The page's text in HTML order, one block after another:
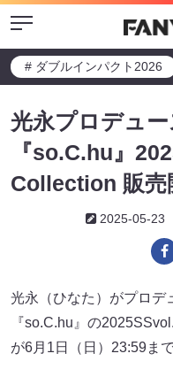
Menu
# ダブルインパクト2026
光永プロデュ
『so.C.hu』
Collection 販売
2025-05-23
光永（ひなた）がプロデ
『so.C.hu』の
が6月1日（日）23:59ま